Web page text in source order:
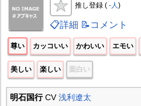
推し登録 ( -人)
📋詳細 📝コメント
尊い カッコいい かわいい エモい
美しい 楽しい 面白い
明石国行CV浅利遼太